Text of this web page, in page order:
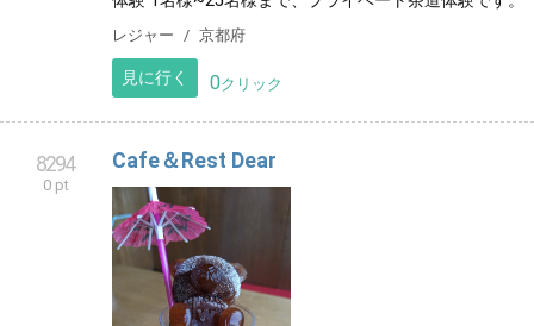
レジャー 京都府
見に行く 0クリック
8294
0 pt
Cafe＆Rest Dear